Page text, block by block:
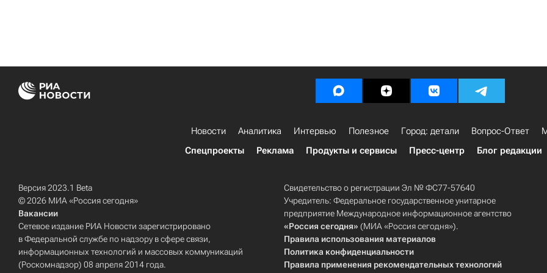
Новости Аналитика Интервью Полезное Город: детали Вопрос-Ответ
Спецпроекты
Реклама Продукты и сервисы Пресс-центр Блог редакции
Версия 2023.1 Beta
© 2026 МИА «Россия сегодня»
Вакансии
Сетевое издание РИА Новости зарегистрировано
в Федеральной службе по надзору в сфере связи,
информационных технологий и массовых коммуникаций
(Роскомнадзор) 08 апреля 2014 года.
Свидетельство о регистрации Эл № ФС77-57640
Учредитель: Федеральное государственное унитарное
предприятие Международное информационное агентство
«Россия сегодня» (МИА «Россия сегодня»).
Правила использования материалов
Политика конфиденциальности
Правила применения рекомендательных технологий